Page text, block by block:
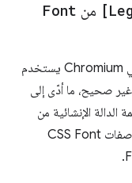
من Font
صحيح، ما أدّى إلى
الإنشائية من
النموذج الأوّلي. وقد انحرف هذا السلوك عن مواصفات CSS Font